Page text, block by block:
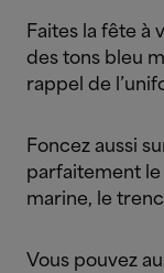
Faites la fête à
des tons bleu
rappel de
Foncez aussi
parfaitement le
marine, le
Vous pouvez